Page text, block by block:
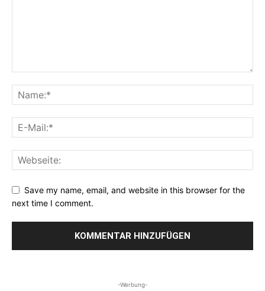
Save my name, email, and website in this browser for the
next time I comment.
-Werbung-